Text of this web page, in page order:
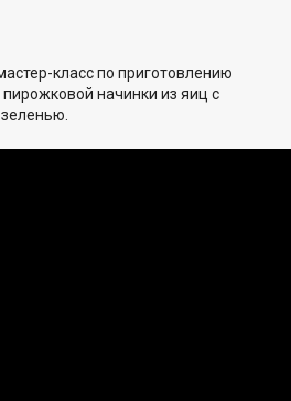
класс по приготовлению
начинки из яиц с